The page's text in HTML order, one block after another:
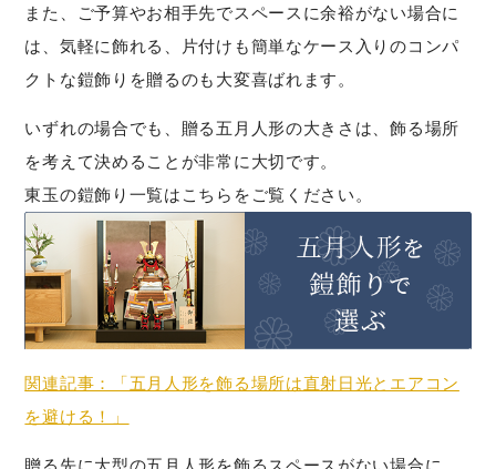
また、ご予算やお相手先でスペースに余裕がない場合に
は、気軽に飾れる、片付けも簡単なケース入りのコンパ
クトな鎧飾りを贈るのも大変喜ばれます。
いずれの場合でも、贈る五月人形の大きさは、飾る場所
を考えて決めることが非常に大切です。
東玉の鎧飾り一覧はこちらをご覧ください。
関連記事：「五月人形を飾る場所は直射日光とエアコン
を避ける！」